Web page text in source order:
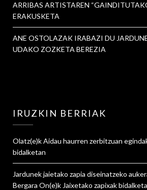
ARRIBAS ARTISTAREN
ERAKUSKETA
ANE OSTOLAZAK IRABAZI DU
UDAKO ZOZKETA BEREZIA
IRUZKIN BERRIAK
Olatz(e)kAidau haurren zerbitzuan
bidalketan
Jardunek jaietako zapia diseinatzeko
Bergara On(e)k Jaixetako zapixak